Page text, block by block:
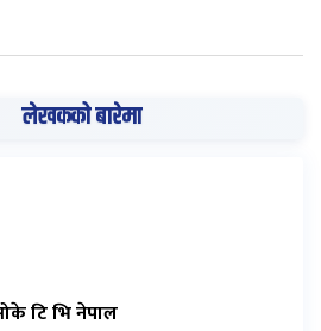
लेखकको बारेमा
टि भि नेपाल